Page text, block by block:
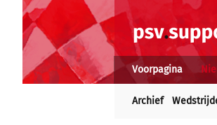
Voorpagina
Archief